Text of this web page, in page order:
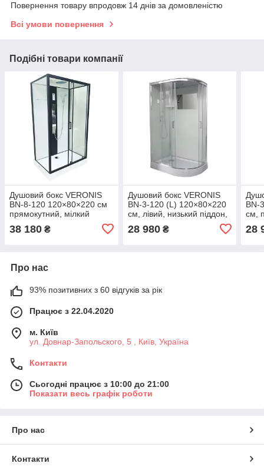
Повернення товару впродовж 14 днів за домовленістю
Всі умови повернення
Подібні товари компанії
Душовий бокс VERONIS
BN-8-120 120×80×220 см
прямокутний, мілкий
38 180 ₴
Душовий бокс VERONIS
BN-3-120 (L) 120×80×220
см, лівий, низький піддон,
28 980₴
BN-
см,
28
Про нас
93% позитивних з 60 відгуків за рік
Працює з 22.04.2020
м. Київ
ул. Довнар-Запольского, 5 , Київ, Україна
Контакти
Сьогодні працює з 10:00 до 21:00
Показати весь графік роботи
Про нас
Контакти